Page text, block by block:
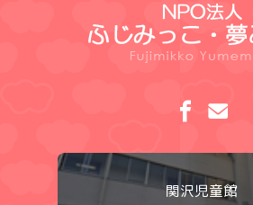
関沢児童館